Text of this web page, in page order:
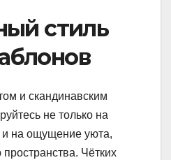
стиль
и скандинавским
не только на
на ощущение уюта,
Чётких